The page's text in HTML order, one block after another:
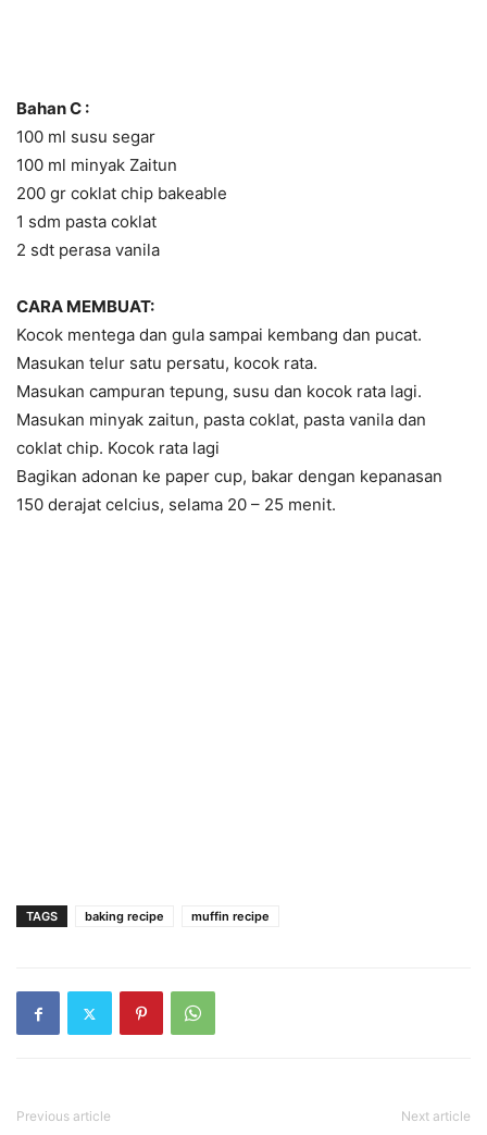
Bahan C :
100 ml susu segar
100 ml minyak Zaitun
200 gr coklat chip bakeable
1 sdm pasta coklat
2 sdt perasa vanila
CARA MEMBUAT:
Kocok mentega dan gula sampai kembang dan pucat.
Masukan telur satu persatu, kocok rata.
Masukan campuran tepung, susu dan kocok rata lagi.
Masukan minyak zaitun, pasta coklat, pasta vanila dan
coklat chip. Kocok rata lagi
Bagikan adonan ke paper cup, bakar dengan kepanasan
150 derajat celcius, selama 20 – 25 menit.
TAGS baking recipe muffin recipe
Previous article Next article